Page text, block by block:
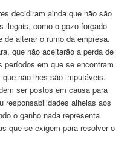
decidiram ainda que não são
ilegais, como o gozo forçado
alterar o rumo da empresa.
que não aceitarão a perda de
períodos em que se encontram
não lhes são imputáveis.
ser postos em causa para
responsabilidades alheias aos
o ganho nada representa
que se exigem para resolver o